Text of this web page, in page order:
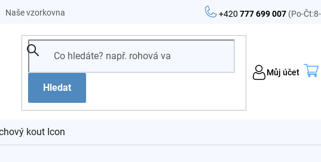
+420777 699 007 (Po-
Naše vzorkovna
Hledat
Můj účet
kout Icon